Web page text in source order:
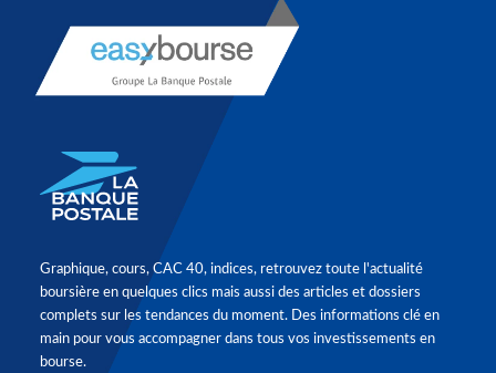
Graphique, cours, CAC 40, indices, retrouvez toute l'actualité
boursière en quelques clics mais aussi des articles et dossiers
complets sur les tendances du moment. Des informations clé en
main pour vous accompagner dans tous vos investissements en
bourse.